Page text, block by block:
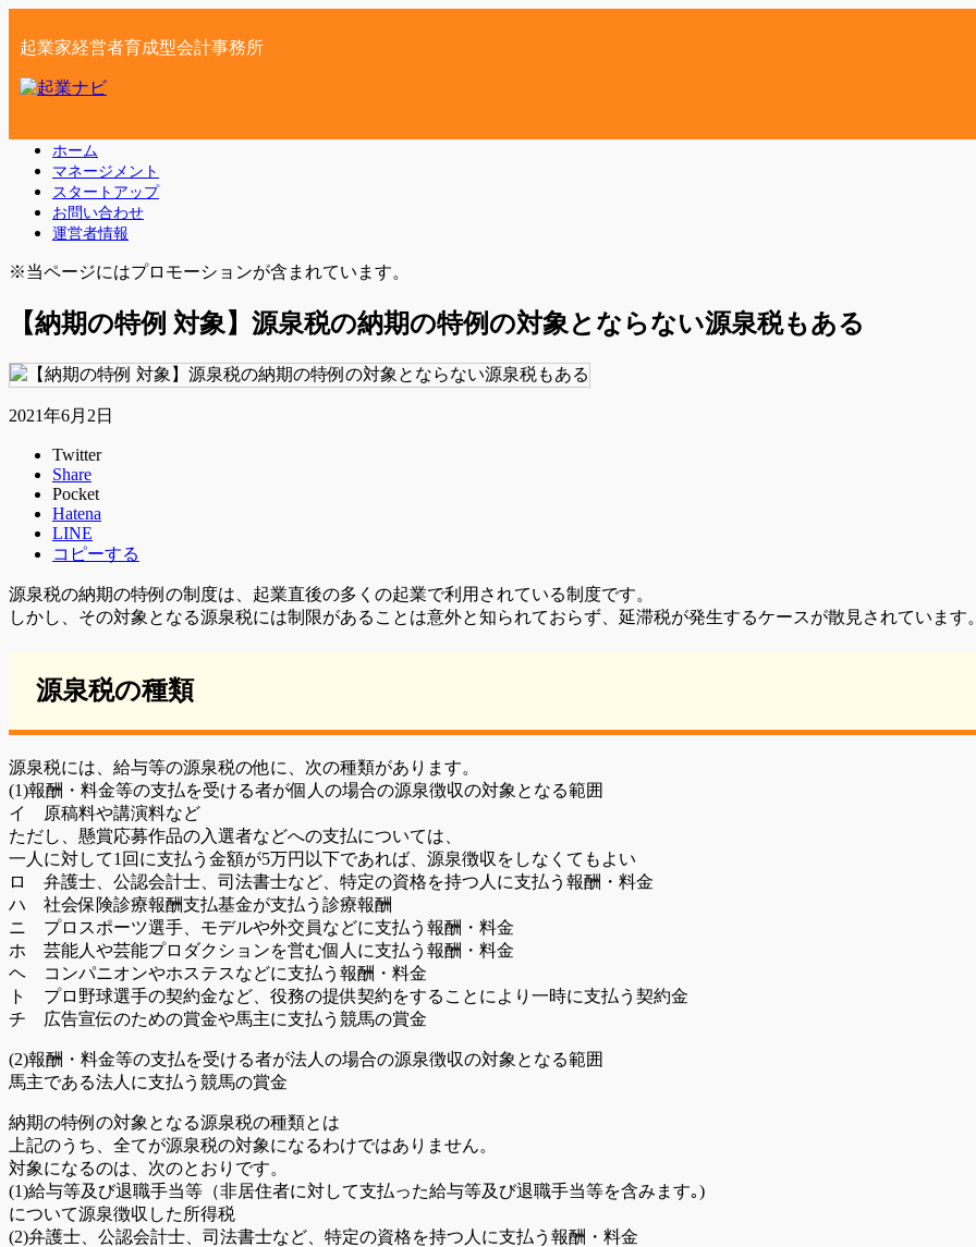
起業家経営者育成型会計事務所
ホーム
マネージメント
スタートアップ
お問い合わせ
運営者情報
※当ページにはプロモーションが含まれています。
【納期の特例 対象】源泉税の納期の特例の対象とならない源泉税もある
2021年6月2日
Twitter
Share
Pocket
Hatena
LINE
コピーする
源泉税の納期の特例の制度は、起業直後の多くの起業で利用されている制度です。
しかし、その対象となる源泉税には制限があることは意外と知られておらず、延滞税が発生するケースが散見されています
源泉税の種類
源泉税には、給与等の源泉税の他に、次の種類があります。
(1)報酬・料金等の支払を受ける者が個人の場合の源泉徴収の対象となる範囲
イ 原稿料や講演料など
ただし、懸賞応募作品の入選者などへの支払については、
一人に対して1回に支払う金額が5万円以下であれば、源泉徴収をしなくてもよい
ロ 弁護士、公認会計士、司法書士など、特定の資格を持つ人に支払う報酬・料金
ハ 社会保険診療報酬支払基金が支払う診療報酬
ニ プロスポーツ選手、モデルや外交員などに支払う報酬・料金
ホ 芸能人や芸能プロダクションを営む個人に支払う報酬・料金
ヘ コンパニオンやホステスなどに支払う報酬・料金
ト プロ野球選手の契約金など、役務の提供契約をすることにより一時に支払う契約金
チ 広告宣伝のための賞金や馬主に支払う競馬の賞金
(2)報酬・料金等の支払を受ける者が法人の場合の源泉徴収の対象となる範囲
馬主である法人に支払う競馬の賞金
納期の特例の対象となる源泉税の種類とは
上記のうち、全てが源泉税の対象になるわけではありません。
対象になるのは、次のとおりです。
(1)給与等及び退職手当等（非居住者に対して支払った給与等及び退職手当等を含みます｡)
について源泉徴収した所得税
(2)弁護士、公認会計士、司法書士など、特定の資格を持つ人に支払う報酬・料金